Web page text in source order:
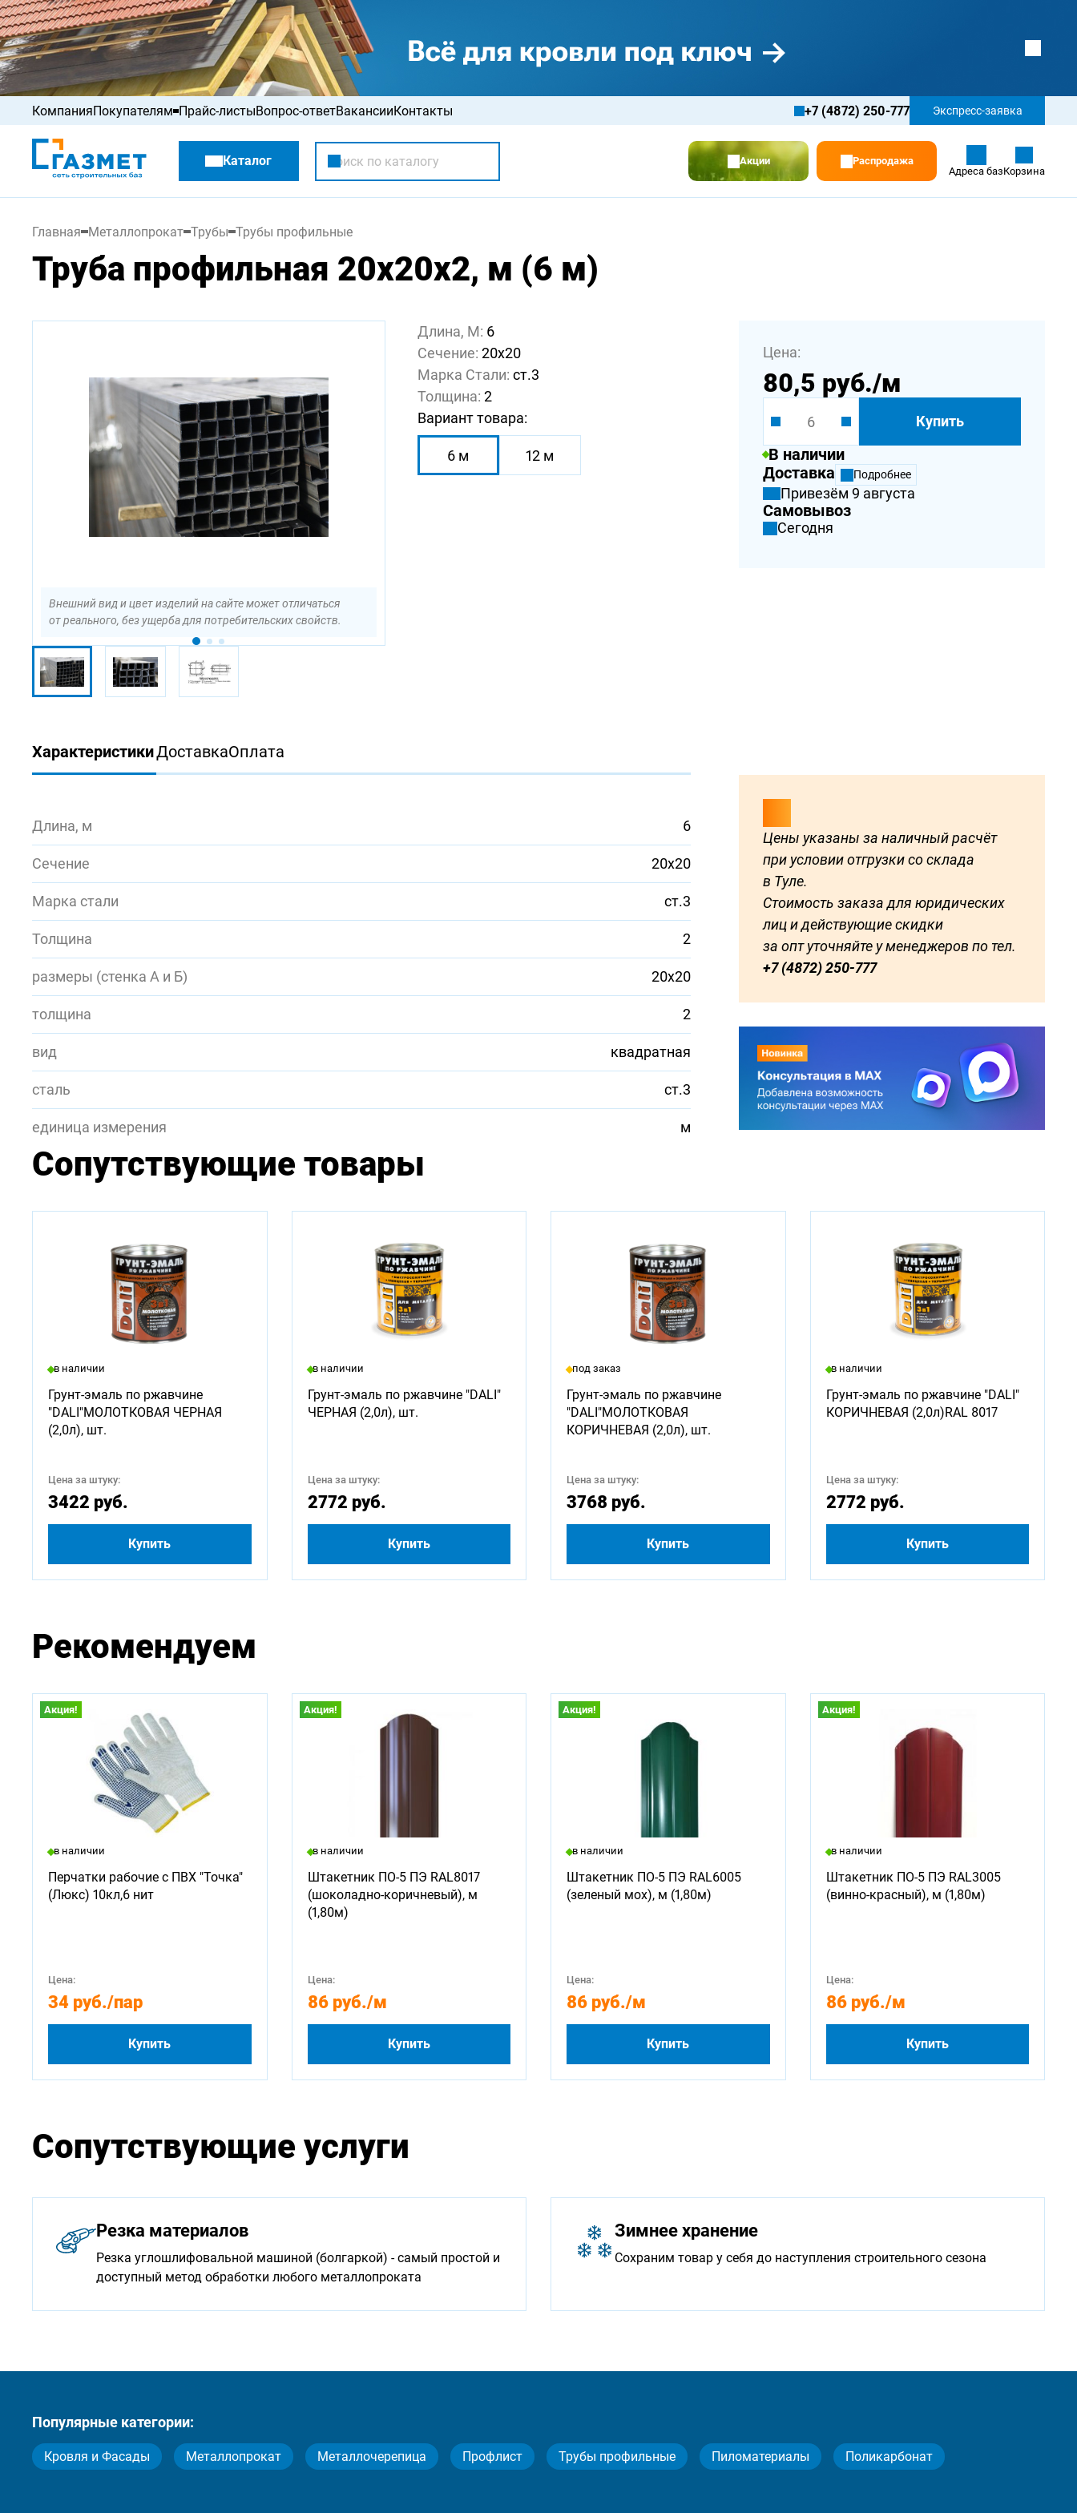
КомпанияПокупателям
Распродажа
Прайс-листыВопрос-ответВакансииКонтакты +7 (4872) 250-777 Экспресс-заявка
Каталог Акции
Распродажа
Адреса базКорзина
Главная Металлопрокат Трубы Трубы профильные
Труба профильная 20х20х2, м (6 м)
Внешний вид и цвет изделий на сайте может отличаться
от реального, без ущерба для потребительских свойств.
Длина, М: 6
Сечение: 20х20
Марка Стали: ст.3
Толщина: 2
Вариант товара:
6 м 12 м
Цена:
80,5 руб./м
Купить
В наличии
Доставка
Подробнее
Привезём 9 августа
Самовывоз
Сегодня
ХарактеристикиДоставкаОплата
Длина, м 6
Сечение 20х20
Марка стали ст.3
Толщина 2
размеры (стенка А и Б) 20х20
толщина 2
вид квадратная
сталь ст.3
единица измерения м
Цены указаны за наличный расчёт
при условии отгрузки со склада
в Туле.
Стоимость заказа для юридических
лиц и действующие скидки
за опт уточняйте у менеджеров по тел.
+7 (4872) 250-777
Сопутствующие товары
в наличии
Грунт-эмаль по ржавчине
"DALI"МОЛОТКОВАЯ ЧЕРНАЯ
(2,0л), шт.
Цена за штуку:
3422 руб.
Купить
в наличии
Грунт-эмаль по ржавчине "DALI"
ЧЕРНАЯ (2,0л), шт.
Цена за штуку:
2772 руб.
Купить
под заказ
Грунт-эмаль по ржавчине
"DALI"МОЛОТКОВАЯ
КОРИЧНЕВАЯ (2,0л), шт.
Цена за штуку:
3768 руб.
Купить
в наличии
Грунт-эмаль по ржавчине "DALI"
КОРИЧНЕВАЯ (2,0л)RAL 8017
Цена за штуку:
2772 руб.
Купить
Рекомендуем
Акция!
в наличии
Перчатки рабочие с ПВХ "Точка"
(Люкс) 10кл,6 нит
Цена:
34 руб./пар
Купить
Акция!
в наличии
Штакетник ПО-5 ПЭ RAL8017
(шоколадно-коричневый), м
(1,80м)
Цена:
86 руб./м
Купить
Акция!
в наличии
Штакетник ПО-5 ПЭ RAL6005
(зеленый мох), м (1,80м)
Цена:
86 руб./м
Купить
Акция!
в наличии
Штакетник ПО-5 ПЭ RAL3005
(винно-красный), м (1,80м)
Цена:
86 руб./м
Купить
Сопутствующие услуги
Резка материалов
Резка углошлифовальной машиной (болгаркой) - самый простой и
доступный метод обработки любого металлопроката
Зимнее хранение
Сохраним товар у себя до наступления строительного сезона
Популярные категории:
Кровля и Фасады Металлопрокат Металлочерепица Профлист Трубы профильные Пиломатериалы Поликарбонат